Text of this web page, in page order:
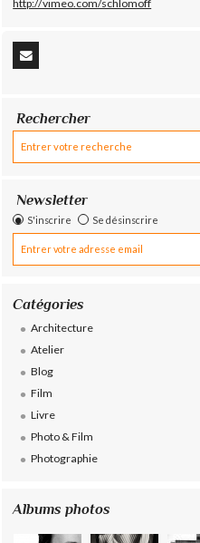
http://vimeo.com/schlomoff
Rechercher
Newsletter
S'inscrire Se désinscrire
Catégories
Architecture
Atelier
Blog
Film
Livre
Photo & Film
Photographie
Albums photos